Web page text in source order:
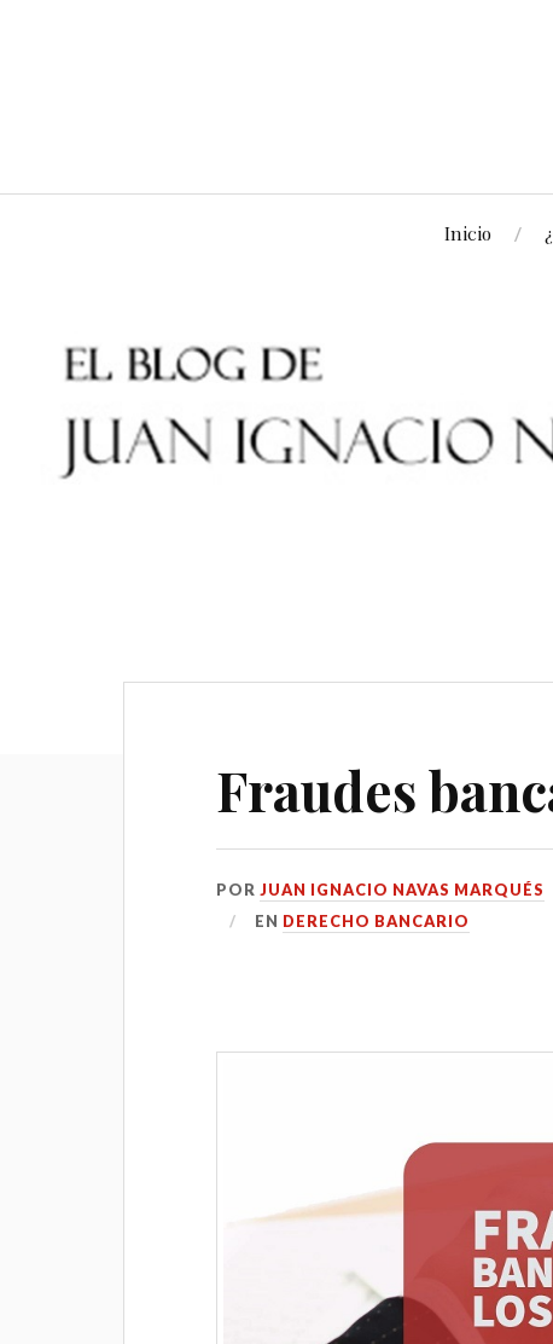
Inicio
Fraudes
PORJUAN IGNACIO NAVAS MARQUÉS
EN DERECHO BANCARIO